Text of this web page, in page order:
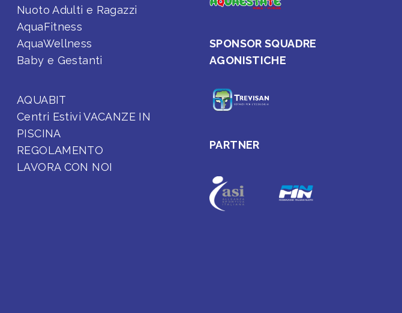
Nuoto Adulti e Ragazzi
AquaFitness
AquaWellness
Baby e Gestanti
AQUABIT
Centri Estivi VACANZE IN
PISCINA
REGOLAMENTO
LAVORA CON NOI
SPONSOR SQUADRE
AGONISTICHE
PARTNER